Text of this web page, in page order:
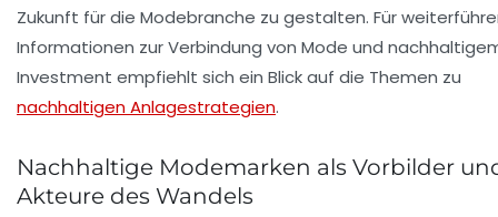
Zukunft für die Modebranche zu gestalten. Für
Informationen zur Verbindung von Mode und
Investment empfiehlt sich ein Blick auf die Themen zu
nachhaltigen Anlagestrategien.
Nachhaltige Modemarken als Vorbilder
Akteure des Wandels